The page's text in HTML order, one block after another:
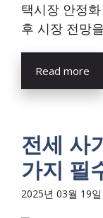
택시장 안정
후 시장 전망
Read more
전세 사
가지 필
2025년 03월 19일